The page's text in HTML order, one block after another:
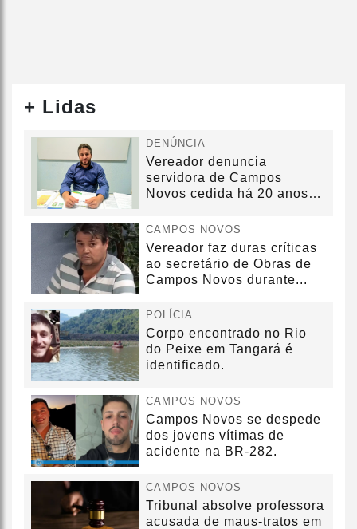
+ Lidas
DENÚNCIA
Vereador denuncia
servidora de Campos
Novos cedida há 20 anos
CAMPOS NOVOS
Vereador faz duras críticas
ao secretário de Obras de
Campos Novos durante...
POLÍCIA
Corpo encontrado no Rio
do Peixe em Tangará é
identificado.
CAMPOS NOVOS
Campos Novos se despede
dos jovens vítimas de
acidente na BR-282.
CAMPOS NOVOS
Tribunal absolve professora
acusada de maus-tratos em